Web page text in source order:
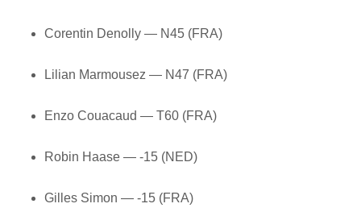
Corentin Denolly — N45 (FRA)
Lilian Marmousez — N47 (FRA)
Enzo Couacaud — T60 (FRA)
Robin Haase — -15 (NED)
Gilles Simon — -15 (FRA)